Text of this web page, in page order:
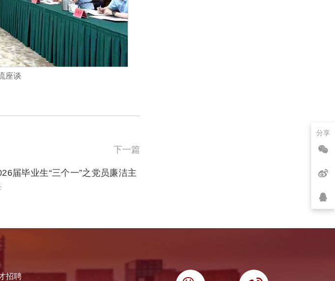
座谈
下一篇
届毕业生“三个一”之党员廉洁主
招聘
分享